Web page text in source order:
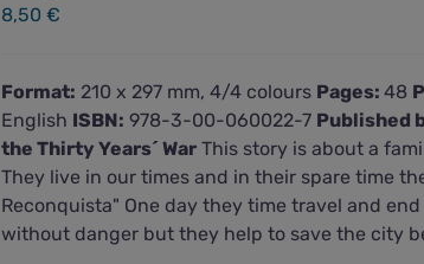
8,50 €
Format: 210 x 297 mm, 4/4 colours Pages: 48
English ISBN: 978-3-00-060022-7 Published
the Thirty Years´ WarThis story is about a
They live in our times and in their spare time
Reconquista" One day they time travel and
without danger but they help to save the city